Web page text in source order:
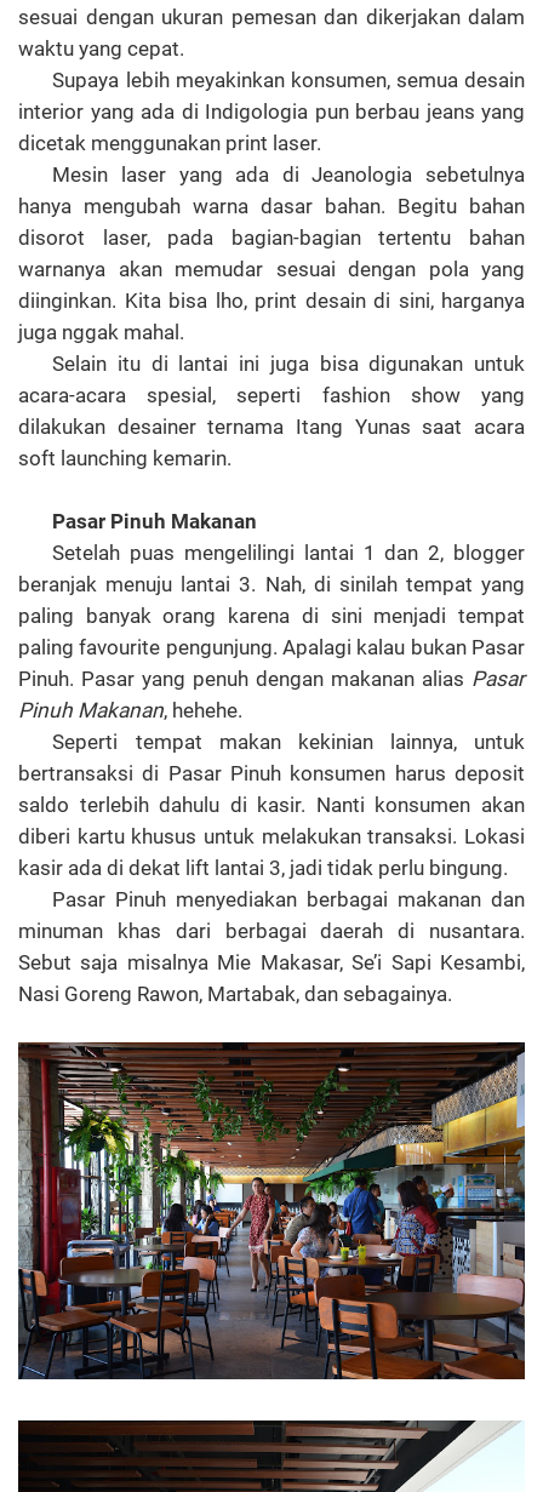
sesuai dengan ukuran pemesan dan dikerjakan dalam
waktu yang cepat.
Supaya lebih meyakinkan konsumen, semua desain
interior yang ada di Indigologia pun berbau jeans yang
dicetak menggunakan print laser.
Mesin laser yang ada di Jeanologia sebetulnya
hanya mengubah warna dasar bahan. Begitu bahan
disorot laser, pada bagian-bagian tertentu bahan
warnanya akan memudar sesuai dengan pola yang
diinginkan. Kita bisa lho, print desain di sini, harganya
juga nggak mahal.
Selain itu di lantai ini juga bisa digunakan untuk
acara-acara spesial, seperti fashion show yang
dilakukan desainer ternama Itang Yunas saat acara
soft launching kemarin.
Pasar Pinuh Makanan
Setelah puas mengelilingi lantai 1 dan 2, blogger
beranjak menuju lantai 3. Nah, di sinilah tempat yang
paling banyak orang karena di sini menjadi tempat
paling favourite pengunjung. Apalagi kalau bukan Pasar
Pinuh. Pasar yang penuh dengan makanan alias Pasar
Pinuh Makanan, hehehe.
Seperti tempat makan kekinian lainnya, untuk
bertransaksi di Pasar Pinuh konsumen harus deposit
saldo terlebih dahulu di kasir. Nanti konsumen akan
diberi kartu khusus untuk melakukan transaksi. Lokasi
kasir ada di dekat lift lantai 3, jadi tidak perlu bingung.
Pasar Pinuh menyediakan berbagai makanan dan
minuman khas dari berbagai daerah di nusantara.
Sebut saja misalnya Mie Makasar, Se’i Sapi Kesambi,
Nasi Goreng Rawon, Martabak, dan sebagainya.